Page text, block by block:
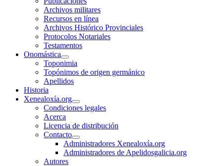
Archivos militares
Recursos en línea
Archivos Histórico Provinciales
Protocolos Notariales
Testamentos
Onomástica
Toponimia
Topónimos de origen germánico
Apellidos
Historia
Xenealoxía.org
Condiciones legales
Acerca
Licencia de distribución
Contacto
Administradores Xenealoxía.org
Administradores de Apelidosgalicia.org
Autores